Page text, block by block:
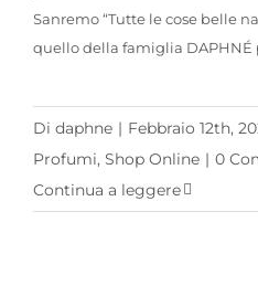
Sanremo “Tutte le cose belle
quello della famiglia DAPHNÉ
Di daphne | Febbraio 12th,
Profumi, Shop Online | 0
Continua a leggere